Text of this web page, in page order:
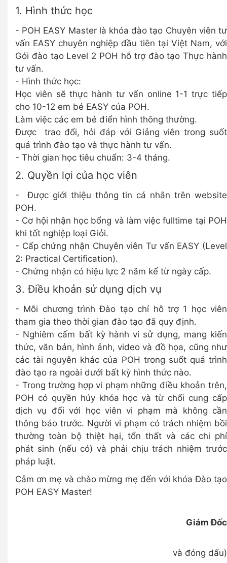
1. Hình thức học
- POH EASY Master là khóa đào tạo Chuyên viên tư
vấn EASY chuyên nghiệp đầu tiên tại Việt Nam, với
Gói đào tạo Level 2 POH hỗ trợ đào tạo Thực hành
tư vấn.
- Hình thức học:
Học viên sẽ thực hành tư vấn online 1-1 trực tiếp
cho 10-12 em bé EASY của POH.
Làm việc các em bé điển hình thông thường.
Được trao đổi, hỏi đáp với Giảng viên trong suốt
quá trình đào tạo và thực hành tư vấn.
- Thời gian học tiêu chuẩn: 3-4 tháng.
2. Quyền lợi của học viên
- Được giới thiệu thông tin cá nhân trên website
POH.
- Cơ hội nhận học bổng và làm việc fulltime tại POH
khi tốt nghiệp loại Giỏi.
- Cấp chứng nhận Chuyên viên Tư vấn EASY (Level
2: Practical Certification).
- Chứng nhận có hiệu lực 2 năm kể từ ngày cấp.
3. Điều khoản sử dụng dịch vụ
- Mỗi chương trình Đào tạo chỉ hỗ trợ 1 học viên
tham gia theo thời gian đào tạo đã quy định.
- Nghiêm cấm bất kỳ hành vi sử dụng, mang kiến
thức, văn bản, hình ảnh, video và đồ họa, cũng như
các tài nguyên khác của POH trong suốt quá trình
đào tạo ra ngoài dưới bất kỳ hình thức nào.
- Trong trường hợp vi phạm những điều khoản trên,
POH có quyền hủy khóa học và từ chối cung cấp
dịch vụ đối với học viên vi phạm mà không cần
thông báo trước. Người vi phạm có trách nhiệm bồi
thường toàn bộ thiệt hại, tổn thất và các chi phí
phát sinh (nếu có) và phải chịu trách nhiệm trước
pháp luật.
Cảm ơn mẹ và chào mừng mẹ đến với khóa Đào tạo
POH EASY Master!
Giám Đốc
và đóng dấu)